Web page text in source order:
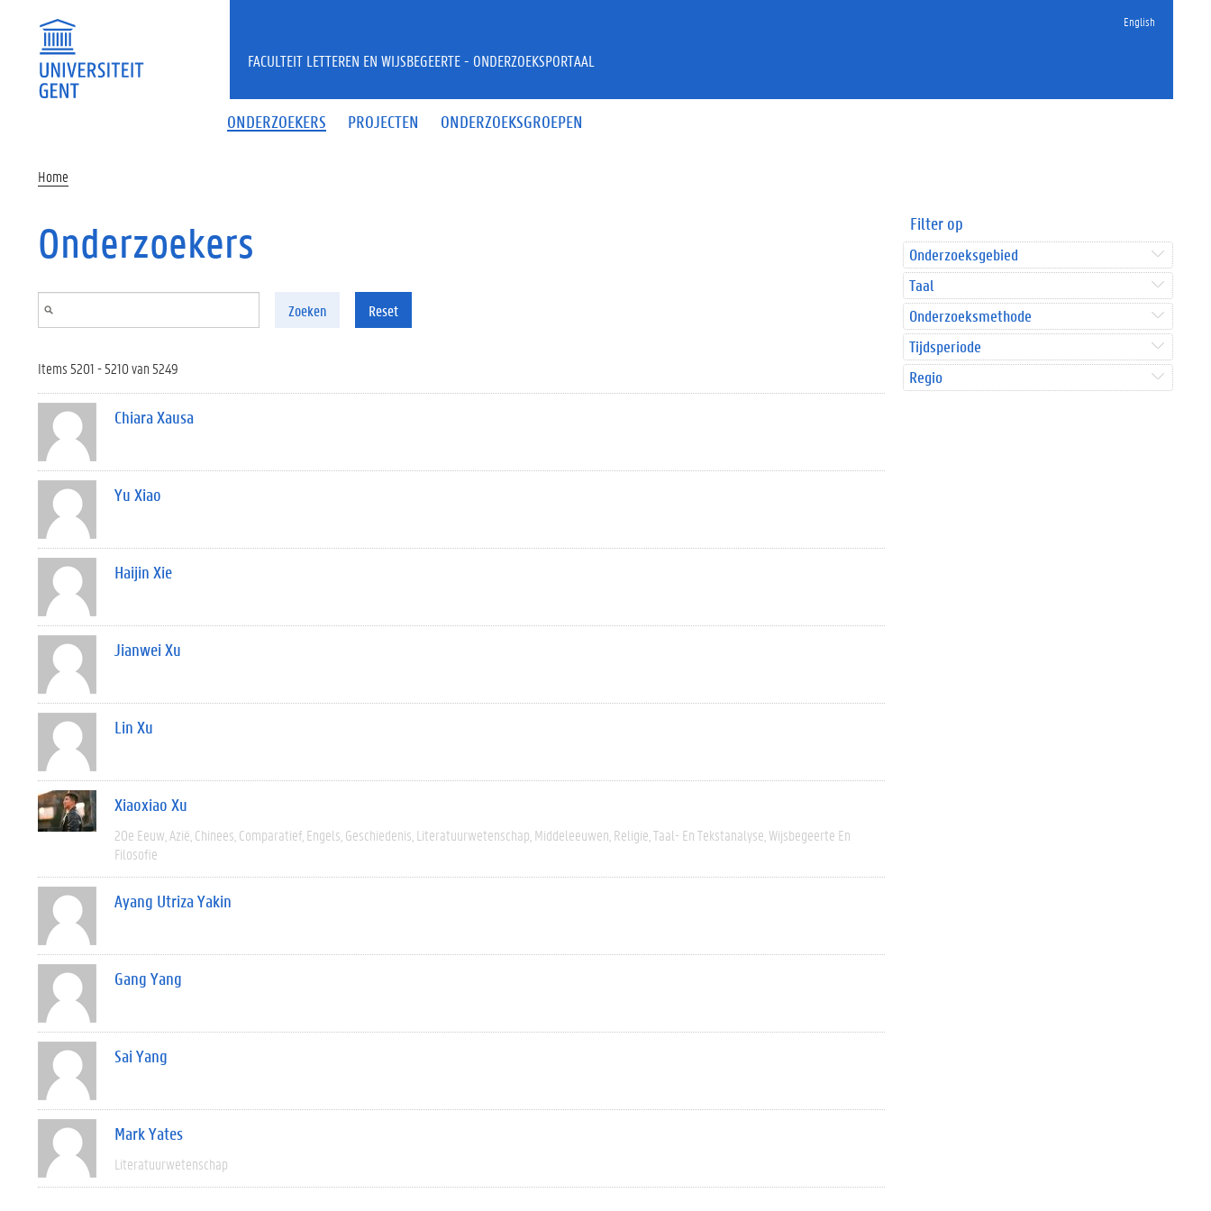
English
ONDERZOEKERS PROJECTEN ONDERZOEKSGROEPEN
FACULTEIT LETTEREN EN WIJSBEGEERTE - ONDERZOEKSPORTAAL
Home
Onderzoekers
Zoeken Reset
Items 5201 - 5210 van 5249
Chiara Xausa
Yu Xiao
Haijin Xie
Jianwei Xu
Lin Xu
Xiaoxiao Xu
20e Eeuw Azië Chinees Comparatief Engels Geschiedenis Literatuurwetenschap Middeleeuwen Religie Taal- En Tekstanalyse Wijsbegeerte En
Filosofie
Ayang Utriza Yakin
Gang Yang
Sai Yang
Mark Yates
Literatuurwetenschap
Filter op
Onderzoeksgebied
Taal
Onderzoeksmethode
Tijdsperiode
Regio